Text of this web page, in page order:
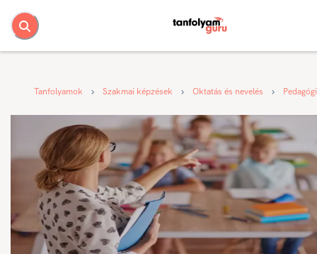
Tanfolyamok Szakmai képzések Oktatás és nevelés